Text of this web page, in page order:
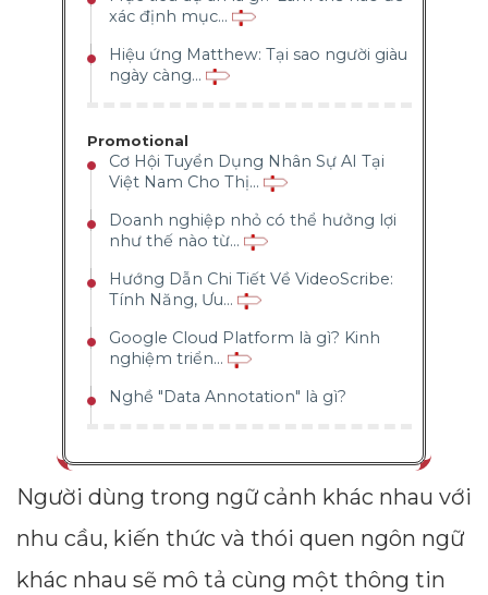
xác định mục...
Hiệu ứng Matthew: Tại sao người giàu
ngày càng...
Promotional
Cơ Hội Tuyển Dụng Nhân Sự AI Tại
Việt Nam Cho Thị...
Doanh nghiệp nhỏ có thể hưởng lợi
như thế nào từ...
Hướng Dẫn Chi Tiết Về VideoScribe:
Tính Năng, Ưu...
Google Cloud Platform là gì? Kinh
nghiệm triển...
Nghề "Data Annotation" là gì?
Người dùng trong ngữ cảnh khác nhau với
nhu cầu, kiến thức và thói quen ngôn ngữ
khác nhau sẽ mô tả cùng một thông tin